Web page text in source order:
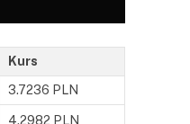
Kurs
3.7236 PLN
4.2982 PLN